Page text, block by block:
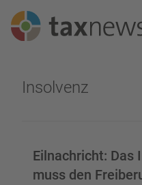
Seminare
Insolvenz
Eilnachricht: Das
muss den